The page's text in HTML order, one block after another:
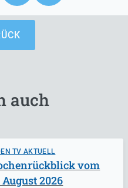
auch
TV AKTUELL
vom
August 2026